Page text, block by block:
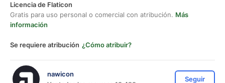
Licencia de Flaticon
Gratis para uso personal o comercial con atribución. Más
información
Se requiere atribución ¿Cómo atribuir?
nawicon
Seguir